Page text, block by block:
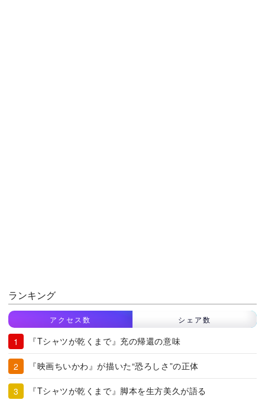
ランキング
アクセス数 シェア数
『Tシャツが乾くまで』充の帰還の意味
『映画ちいかわ』が描いた“恐ろしさ”の正体
『Tシャツが乾くまで』脚本を生方美久が語る